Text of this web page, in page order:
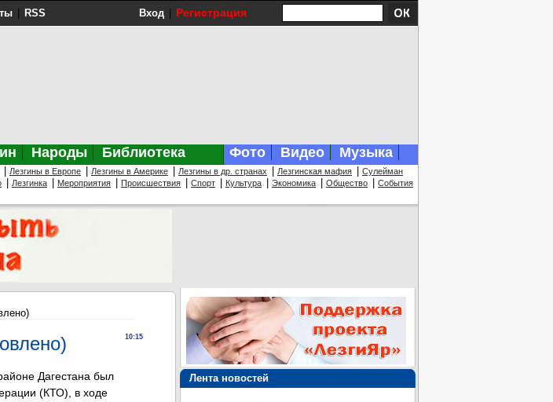
RSS Вход Регистрация
Народы Библиотека Фото Видео Музыка
Лезгины в Европе Лезгины в Америке Лезгины в др. странах Лезгинская мафия
Сулейман
Лезгинка Мероприятия Происшествия Спорт Культура Экономика Общество События
Лента новостей
10:15
Дагестана был
(КТО), в ходе